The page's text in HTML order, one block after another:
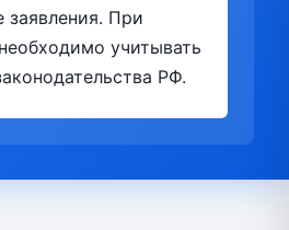
заявления. При
учитывать
РФ.